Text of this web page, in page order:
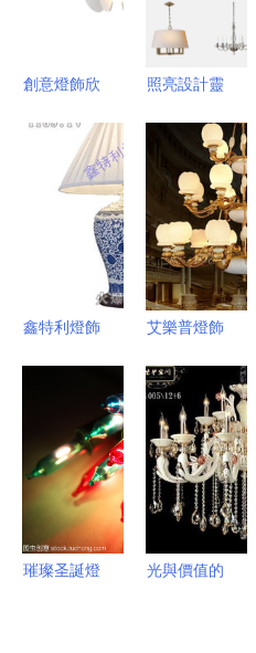
創意燈飾欣
術的靈動交
響
照亮設計靈
飾在居家空
間中的藝術
表達
鑫特利燈飾
到市場如何
贏得顧客青
艾樂普燈飾
活空間，品
質與美學共
生
璀璨圣誕燈
光與價值的